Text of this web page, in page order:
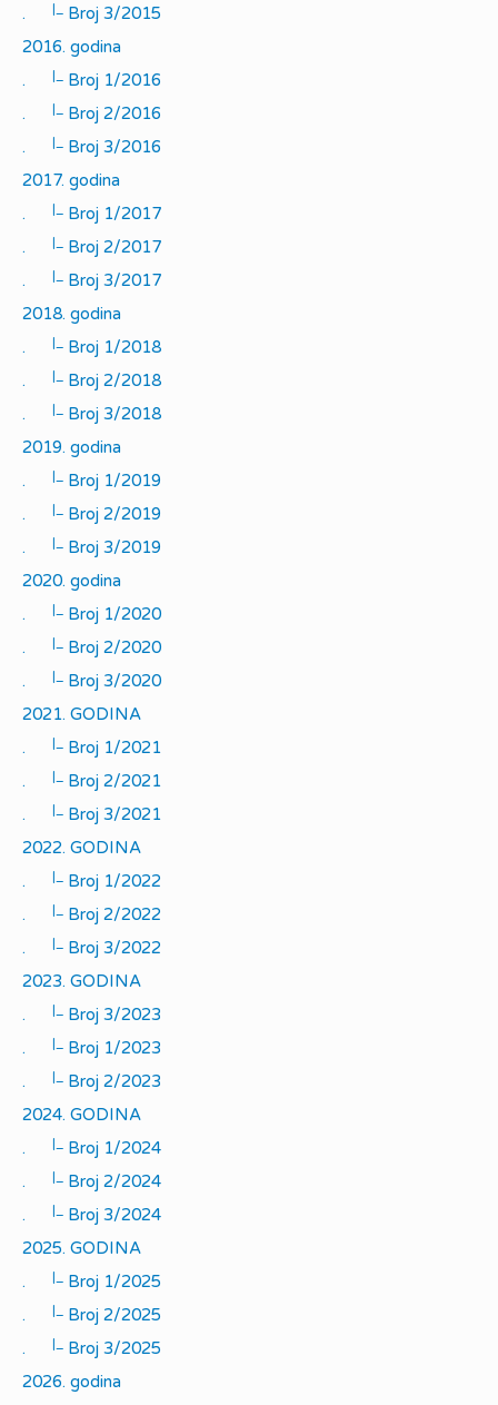
.
|_
Broj 3/2015
2016. godina
.
|_
Broj 1/2016
.
|_
Broj 2/2016
.
|_
Broj 3/2016
2017. godina
.
|_
Broj 1/2017
.
|_
Broj 2/2017
.
|_
Broj 3/2017
2018. godina
.
|_
Broj 1/2018
.
|_
Broj 2/2018
.
|_
Broj 3/2018
2019. godina
.
|_
Broj 1/2019
.
|_
Broj 2/2019
.
|_
Broj 3/2019
2020. godina
.
|_
Broj 1/2020
.
|_
Broj 2/2020
.
|_
Broj 3/2020
2021. GODINA
.
|_
Broj 1/2021
.
|_
Broj 2/2021
.
|_
Broj 3/2021
2022. GODINA
.
|_
Broj 1/2022
.
|_
Broj 2/2022
.
|_
Broj 3/2022
2023. GODINA
.
|_
Broj 3/2023
.
|_
Broj 1/2023
.
|_
Broj 2/2023
2024. GODINA
.
|_
Broj 1/2024
.
|_
Broj 2/2024
.
|_
Broj 3/2024
2025. GODINA
.
|_
Broj 1/2025
.
|_
Broj 2/2025
.
|_
Broj 3/2025
2026. godina